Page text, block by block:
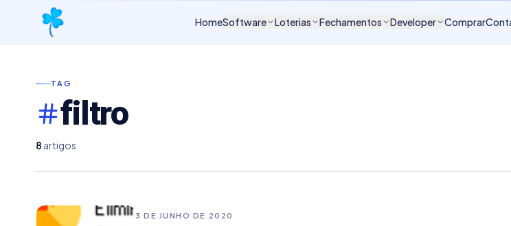
HomeSoftware Loterias Fechamentos Developer Comprar
TAG
filtro
8 artigos
3 DE JUNHO DE 2020